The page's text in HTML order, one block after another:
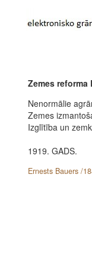
Zemes reforma
Nenormālie
Zemes
Izglītība un
1919. GADS.
Ernests Bauers /